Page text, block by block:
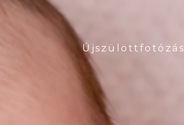
Újszülöttfotózás